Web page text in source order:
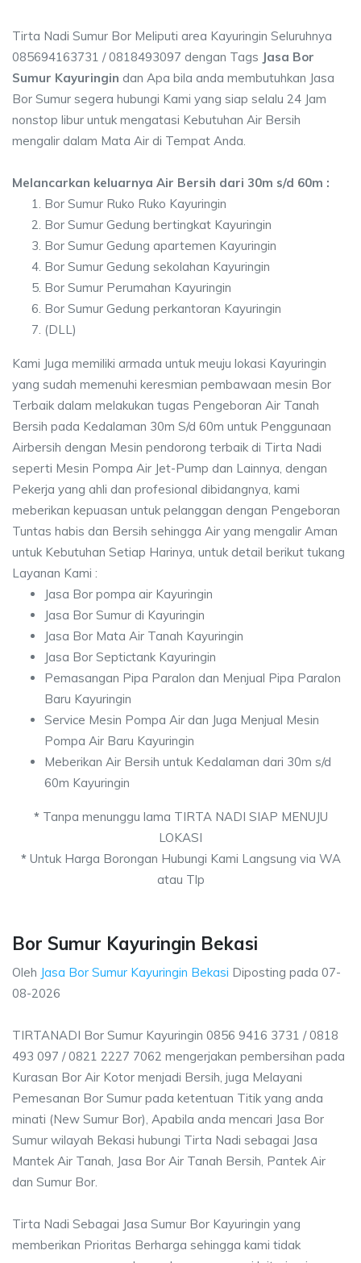
Tirta Nadi Sumur Bor Meliputi area Kayuringin Seluruhnya
085694163731 / 0818493097 dengan Tags Jasa Bor
Sumur Kayuringin dan Apa bila anda membutuhkan Jasa
Bor Sumur segera hubungi Kami yang siap selalu 24 Jam
nonstop libur untuk mengatasi Kebutuhan Air Bersih
mengalir dalam Mata Air di Tempat Anda.
Melancarkan keluarnya Air Bersih dari 30m s/d 60m :
Bor Sumur Ruko Ruko Kayuringin
Bor Sumur Gedung bertingkat Kayuringin
Bor Sumur Gedung apartemen Kayuringin
Bor Sumur Gedung sekolahan Kayuringin
Bor Sumur Perumahan Kayuringin
Bor Sumur Gedung perkantoran Kayuringin
(DLL)
Kami Juga memiliki armada untuk meuju lokasi Kayuringin
yang sudah memenuhi keresmian pembawaan mesin Bor
Terbaik dalam melakukan tugas Pengeboran Air Tanah
Bersih pada Kedalaman 30m S/d 60m untuk Penggunaan
Airbersih dengan Mesin pendorong terbaik di Tirta Nadi
seperti Mesin Pompa Air Jet-Pump dan Lainnya, dengan
Pekerja yang ahli dan profesional dibidangnya, kami
meberikan kepuasan untuk pelanggan dengan Pengeboran
Tuntas habis dan Bersih sehingga Air yang mengalir Aman
untuk Kebutuhan Setiap Harinya, untuk detail berikut tukang
Layanan Kami :
Jasa Bor pompa air Kayuringin
Jasa Bor Sumur di Kayuringin
Jasa Bor Mata Air Tanah Kayuringin
Jasa Bor Septictank Kayuringin
Pemasangan Pipa Paralon dan Menjual Pipa Paralon
Baru Kayuringin
Service Mesin Pompa Air dan Juga Menjual Mesin
Pompa Air Baru Kayuringin
Meberikan Air Bersih untuk Kedalaman dari 30m s/d
60m Kayuringin
*Tanpa menunggu lama TIRTA NADI SIAP MENUJU
LOKASI
*Untuk Harga Borongan Hubungi Kami Langsung via WA
atau Tlp
Bor Sumur Kayuringin Bekasi
Oleh Jasa Bor Sumur Kayuringin Bekasi Diposting pada 07-
08-2026
TIRTANADI Bor Sumur Kayuringin 0856 9416 3731 / 0818
493 097 / 0821 2227 7062 mengerjakan pembersihan pada
Kurasan Bor Air Kotor menjadi Bersih, juga Melayani
Pemesanan Bor Sumur pada ketentuan Titik yang anda
minati (New Sumur Bor), Apabila anda mencari Jasa Bor
Sumur wilayah Bekasi hubungi Tirta Nadi sebagai Jasa
Mantek Air Tanah, Jasa Bor Air Tanah Bersih, Pantek Air
dan Sumur Bor.
Tirta Nadi Sebagai Jasa Sumur Bor Kayuringin yang
memberikan Prioritas Berharga sehingga kami tidak